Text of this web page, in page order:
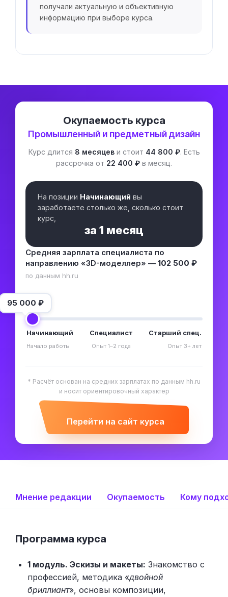
получали актуальную и объективную
информацию при выборе курса.
Окупаемость курса
Промышленный и предметный дизайн
Курс длится 8 месяцеви стоит 44 800 ₽. Есть
рассрочка от 22 400 ₽ в месяц.
На позиции Начинающий вы
заработаете столько же, сколько стоит
курс,
за 1 месяц
Средняя зарплата специалиста по
направлению «3D-моделлер» — 102 500 ₽
по данным hh.ru
95 000 ₽
Начинающий
Начало работы
Специалист
Опыт 1–2 года
Старший спец.
Опыт 3+ лет
* Расчёт основан на средних зарплатах по данным hh.ru
и носит ориентировочный характер
Перейти на сайт курса
Мнение редакции Окупаемость Кому
Программа курса
1 модуль. Эскизы и макеты: Знакомство с
профессией, методика «двойной
бриллиант», основы композиции,